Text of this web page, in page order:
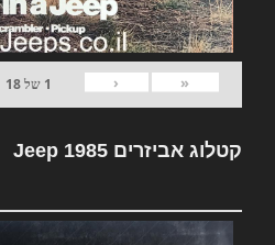
«
‹
1 של18
קטלוג אביזרים Jeep 1985